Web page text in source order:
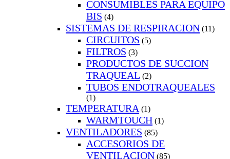
CONSUMIBLES PARA EQUIPO
BIS (4)
SISTEMAS DE RESPIRACION (11)
CIRCUITOS (5)
FILTROS (3)
PRODUCTOS DE SUCCION
TRAQUEAL (2)
TUBOS ENDOTRAQUEALES
(1)
TEMPERATURA (1)
WARMTOUCH (1)
VENTILADORES (85)
ACCESORIOS DE
VENTILACION (85)